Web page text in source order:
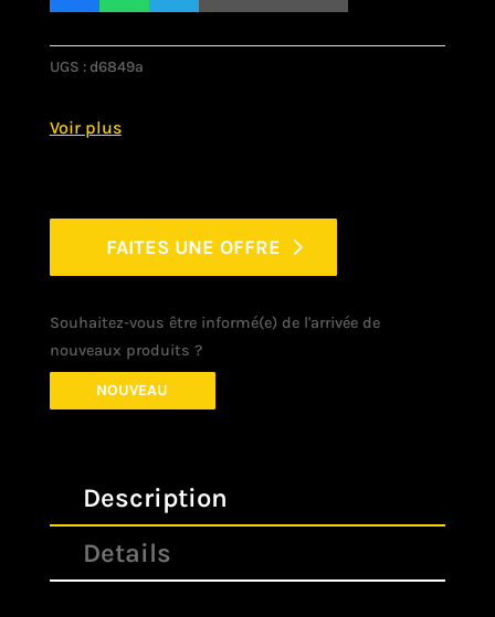
UGS : d6849a
FAITES UNE OFFRE
Souhaitez-vous être informé(e) de l'arrivée de
nouveaux produits ?
NOUVEAU
Description
Details